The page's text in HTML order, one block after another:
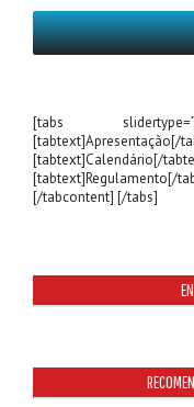
[tabs
[tabtext]Apresentação[/
[/tabcontent] [/tabs]